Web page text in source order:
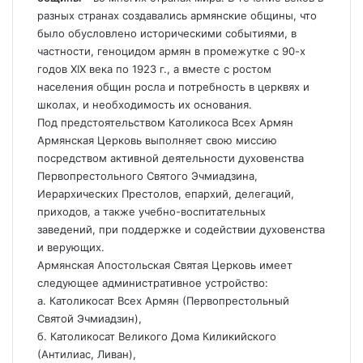
разных странах создавались армянские общины, что
было обусловлено историческими событиями, в
частности, геноцидом армян в промежутке с 90-х
годов XIX века по 1923 г., а вместе с ростом
населения общин росла и потребность в церквях и
школах, и необходимость их основания.
Под предстоятельством Католикоса Всех Армян
Армянская Церковь выполняет свою миссию
посредством активной деятельности духовенства
Первопрестольного Святого Эчмиадзина,
Иерархических Престолов, епархий, делегаций,
приходов, а также учебно-воспитательных
заведений, при поддержке и содействии духовенства
и верующих.
Армянская Апостольская Святая Церковь имеет
следующее административное устройство:
а. Католикосат Всех Армян (Первопрестольный
Святой Эчмиадзин),
б. Католикосат Великого Дома Киликийского
(Антилиас, Ливан),